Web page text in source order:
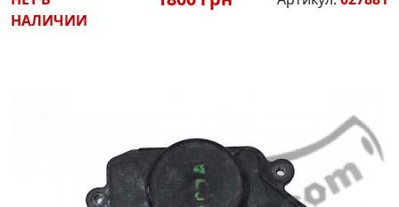
НАЛИЧИИ